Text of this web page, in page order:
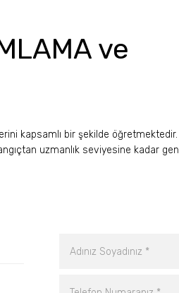
ve
kapsamlı bir şekilde öğretmektedir.
uzmanlık seviyesine kadar